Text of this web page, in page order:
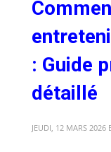
: Guide
détaillé
JEUDI, 12 MARS 2026